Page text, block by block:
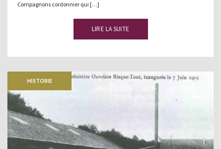
Compagnons cordonnier qui […]
LIRE LA SUITE
HISTORIE